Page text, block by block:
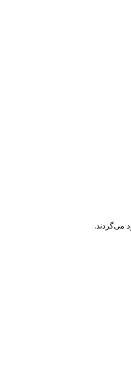
می‌گردند.